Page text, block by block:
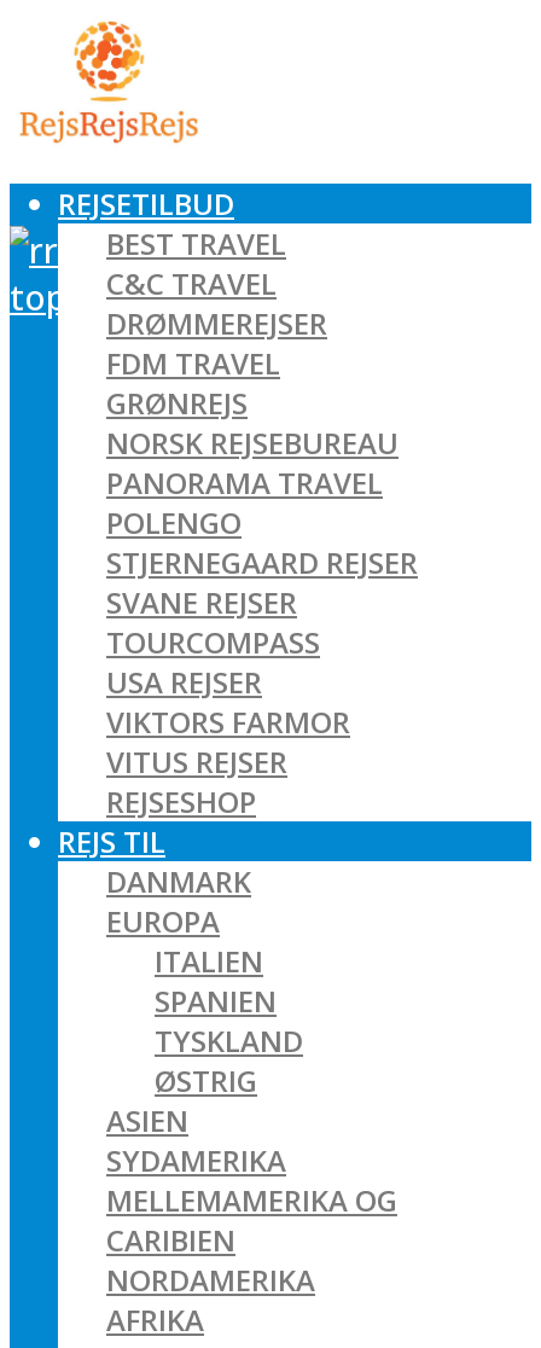
REJSETILBUD
BEST TRAVEL
C&C TRAVEL
DRØMMEREJSER
FDM TRAVEL
GRØNREJS
NORSK REJSEBUREAU
PANORAMA TRAVEL
POLENGO
STJERNEGAARD REJSER
SVANE REJSER
TOURCOMPASS
USA REJSER
VIKTORS FARMOR
VITUS REJSER
REJSESHOP
REJS TIL
DANMARK
EUROPA
ITALIEN
SPANIEN
TYSKLAND
ØSTRIG
ASIEN
SYDAMERIKA
MELLEMAMERIKA OG
CARIBIEN
NORDAMERIKA
AFRIKA